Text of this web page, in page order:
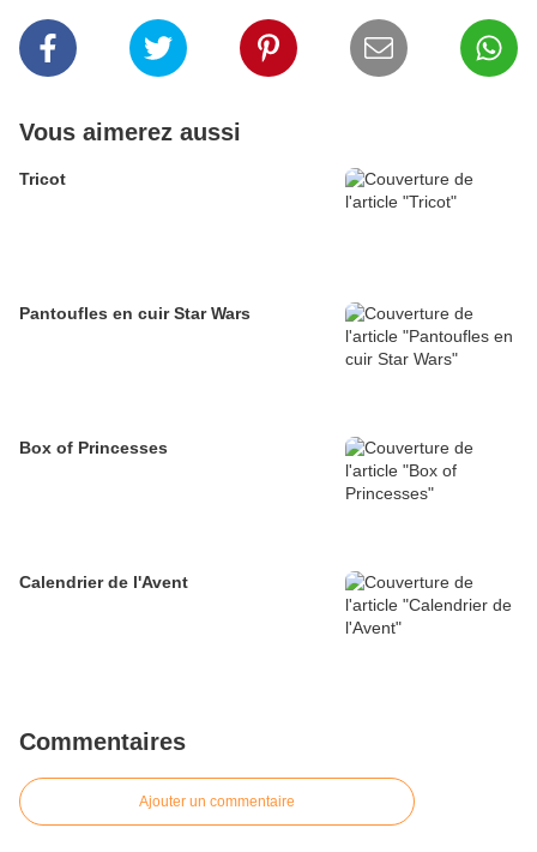
Vous aimerez aussi
Tricot
Pantoufles en cuir Star Wars
Box of Princesses
Calendrier de l'Avent
Commentaires
Ajouter un commentaire